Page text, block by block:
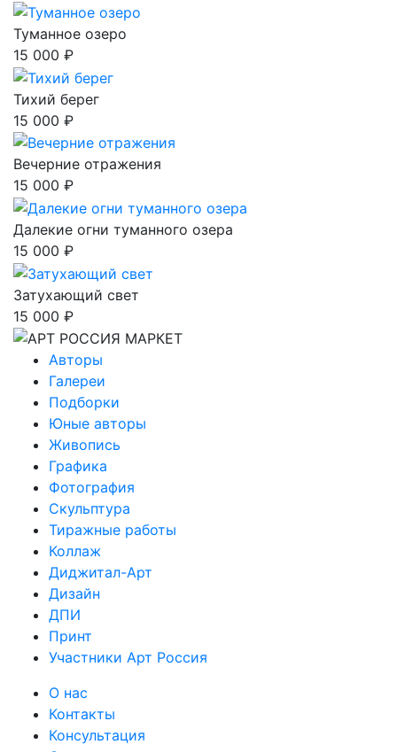
Туманное озеро
15 000 ₽
Тихий берег
15 000 ₽
Вечерние отражения
15 000 ₽
Далекие огни туманного озера
15 000 ₽
Затухающий свет
15 000 ₽
Авторы
Галереи
Подборки
Юные авторы
Живопись
Графика
Фотография
Скульптура
Тиражные работы
Коллаж
Диджитал-Арт
Дизайн
ДПИ
Принт
Участники Арт Россия
О нас
Контакты
Консультация